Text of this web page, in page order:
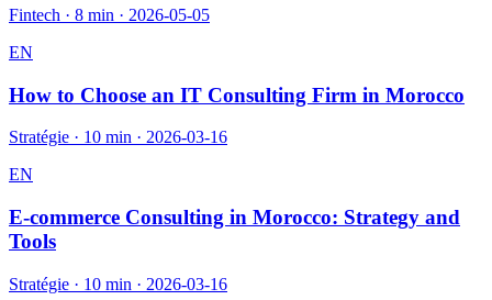
Fintech · 8 min · 2026-05-05
EN
How to Choose an IT Consulting Firm in Morocco
Stratégie · 10 min · 2026-03-16
EN
E-commerce Consulting in Morocco: Strategy and
Tools
Stratégie · 10 min · 2026-03-16